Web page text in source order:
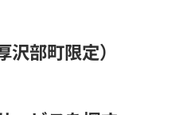
部町限定）